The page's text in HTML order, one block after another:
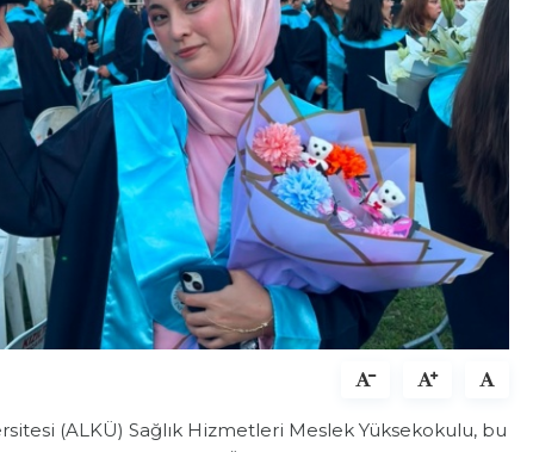
(ALKÜ) Sağlık Hizmetleri Meslek Yüksekokulu, bu